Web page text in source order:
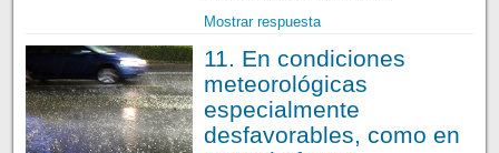
Mostrar respuesta
11. En condiciones
meteorológicas
especialmente
desfavorables, como en